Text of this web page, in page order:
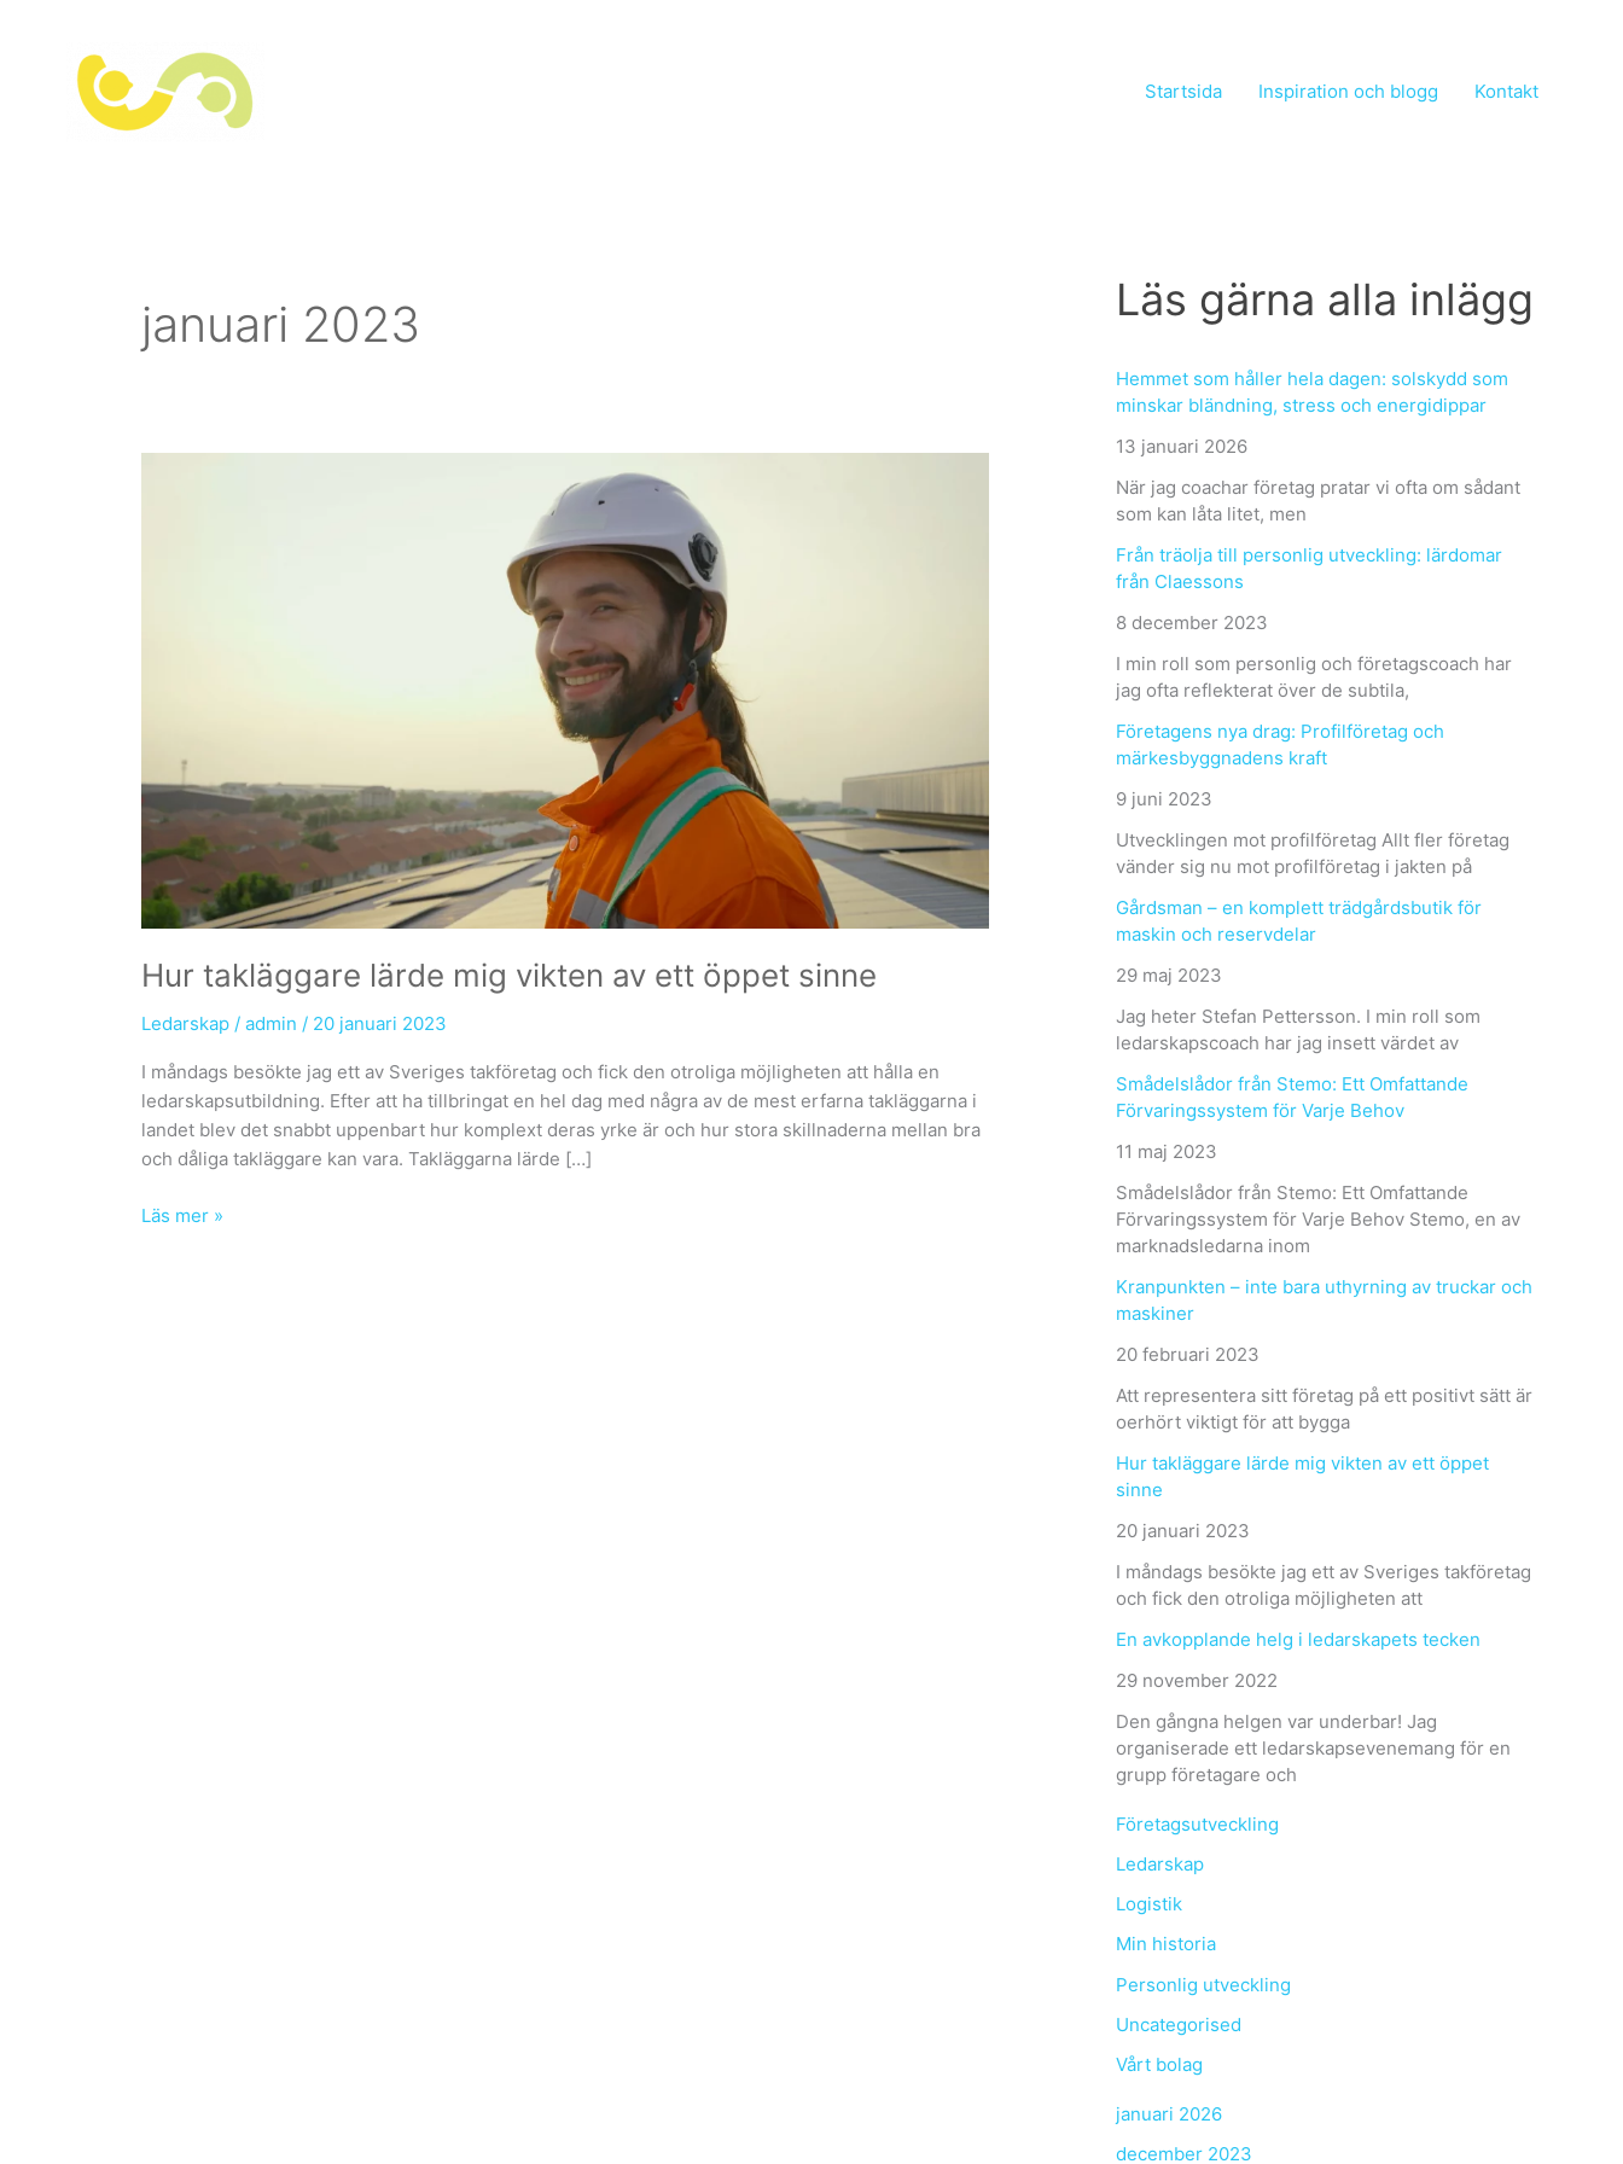
Startsida
Inspiration och blogg Kontakt
januari 2023
Hur takläggare lärde mig vikten av ett öppet sinne
Ledarskap / admin / 20 januari 2023
I måndags besökte jag ett av Sveriges takföretag och fick den otroliga möjligheten att hålla en
ledarskapsutbildning. Efter att ha tillbringat en hel dag med några av de mest erfarna takläggarna i
landet blev det snabbt uppenbart hur komplext deras yrke är och hur stora skillnaderna mellan bra
och dåliga takläggare kan vara. Takläggarna lärde […]
Hur
Läs mer »
Läs gärna alla inlägg
Hemmet som håller hela dagen: solskydd som
minskar bländning, stress och energidippar
13 januari 2026
När jag coachar företag pratar vi ofta om sådant
som kan låta litet, men
Från träolja till personlig utveckling: lärdomar
från Claessons
8 december 2023
I min roll som personlig och företagscoach har
jag ofta reflekterat över de subtila,
Företagens nya drag: Profilföretag och
märkesbyggnadens kraft
9 juni 2023
Utvecklingen mot profilföretag Allt fler företag
vänder sig nu mot profilföretag i jakten på
Gårdsman – en komplett trädgårdsbutik för
maskin och reservdelar
29 maj 2023
Jag heter Stefan Pettersson. I min roll som
ledarskapscoach har jag insett värdet av
Smådelslådor från Stemo: Ett Omfattande
Förvaringssystem för Varje Behov
11 maj 2023
Smådelslådor från Stemo: Ett Omfattande
Förvaringssystem för Varje Behov Stemo, en av
marknadsledarna inom
Kranpunkten – inte bara uthyrning av truckar och
maskiner
20 februari 2023
Att representera sitt företag på ett positivt sätt är
oerhört viktigt för att bygga
Hur takläggare lärde mig vikten av ett öppet
sinne
20 januari 2023
I måndags besökte jag ett av Sveriges takföretag
och fick den otroliga möjligheten att
En avkopplande helg i ledarskapets tecken
29 november 2022
Den gångna helgen var underbar! Jag
organiserade ett ledarskapsevenemang för en
grupp företagare och
Företagsutveckling
Ledarskap
Logistik
Min historia
Personlig utveckling
Uncategorised
Vårt bolag
januari 2026
december 2023